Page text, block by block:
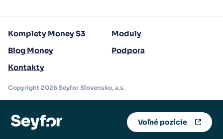
Komplety Money S3
Moduly
Blog Money
Podpora
Kontakty
Copyright 2026 Seyfor Slovensko, a.s.
Voľné pozície